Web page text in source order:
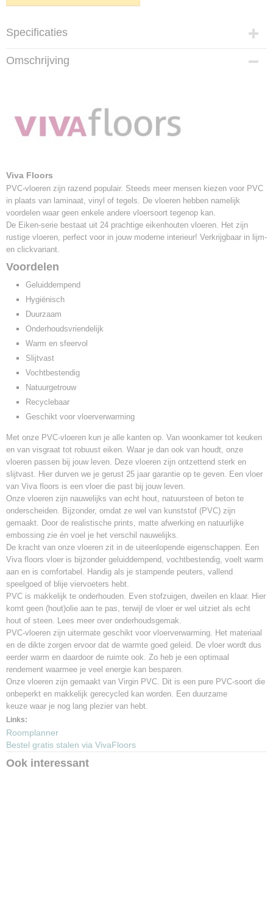
Specificaties
Productcode
Dryback 3,58 m² - click 1,92 m²
Afmetingen
Dryback 2,5 mm - click 6,5 mm (click incl. ondervloer)
V-groef
4V
Garantie
25 jaar
Slijtlaag
Embossing
Wood Touch
Vloerverwarming
Geschikt
Waterbestendig
Omschrijving
Viva Floors
PVC-vloeren zijn razend populair. Steeds meer mensen kiezen voor PVC
in plaats van laminaat, vinyl of tegels. De vloeren hebben namelijk
voordelen waar geen enkele andere vloersoort tegenop kan.
De Eiken-serie bestaat uit 24 prachtige eikenhouten vloeren. Het zijn
rustige vloeren, perfect voor in jouw moderne interieur! Verkrijgbaar in lijm-
en clickvariant.
Voordelen
Geluiddempend
Hygiënisch
Duurzaam
Onderhoudsvriendelijk
Warm en sfeervol
Slijtvast
Vochtbestendig
Natuurgetrouw
Recyclebaar
Geschikt voor vloerverwarming
Met onze PVC-vloeren kun je alle kanten op. Van woonkamer tot keuken
en van visgraat tot robuust eiken. Waar je dan ook van houdt, onze
vloeren passen bij jouw leven. Deze vloeren zijn ontzettend sterk en
slijtvast. Hier durven we je gerust 25 jaar garantie op te geven. Een vloer
van Viva floors is een vloer die past bij jouw leven.
Onze vloeren zijn nauwelijks van echt hout, natuursteen of beton te
onderscheiden. Bijzonder, omdat ze wel van kunststof (PVC) zijn
gemaakt. Door de realistische prints, matte afwerking en natuurlijke
embossing zie én voel je het verschil nauwelijks.
De kracht van onze vloeren zit in de uiteenlopende eigenschappen. Een
Viva floors vloer is bijzonder geluiddempend, vochtbestendig, voelt warm
aan en is comfortabel. Handig als je stampende peuters, vallend
speelgoed of blije viervoeters hebt.
PVC is makkelijk te onderhouden. Even stofzuigen, dweilen en klaar. Hier
komt geen (hout)olie aan te pas, terwijl de vloer er wel uitziet als echt
hout of steen. Lees meer over onderhoudsgemak.
PVC-vloeren zijn uitermate geschikt voor vloerverwarming. Het materiaal
en de dikte zorgen ervoor dat de warmte goed geleid. De vloer wordt dus
eerder warm en daardoor de ruimte ook. Zo heb je een optimaal
rendement waarmee je veel energie kan besparen.
Onze vloeren zijn gemaakt van Virgin PVC. Dit is een pure PVC-soort die
onbeperkt en makkelijk gerecycled kan worden. Een duurzame
keuze waar je nog lang plezier van hebt.
Links:
Roomplanner
Bestel gratis stalen via VivaFloors
Ook interessant